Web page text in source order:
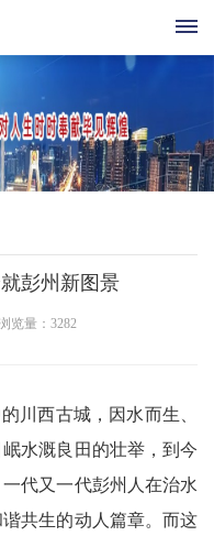
彭州新图景
览量： 3282
西古城，因水而生、
水溉良田的壮举，到今
代又一代彭州人在治水
共生的动人篇章。而这